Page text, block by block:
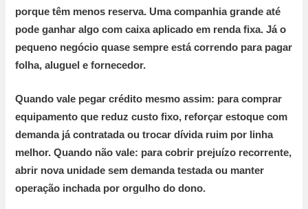
porque têm menos reserva. Uma companhia grande até
pode ganhar algo com caixa aplicado em renda fixa. Já o
pequeno negócio quase sempre está correndo para pagar
folha, aluguel e fornecedor.
Quando vale pegar crédito mesmo assim: para comprar
equipamento que reduz custo fixo, reforçar estoque com
demanda já contratada ou trocar dívida ruim por linha
melhor.Quando não vale: para cobrir prejuízo recorrente,
abrir nova unidade sem demanda testada ou manter
operação inchada por orgulho do dono.